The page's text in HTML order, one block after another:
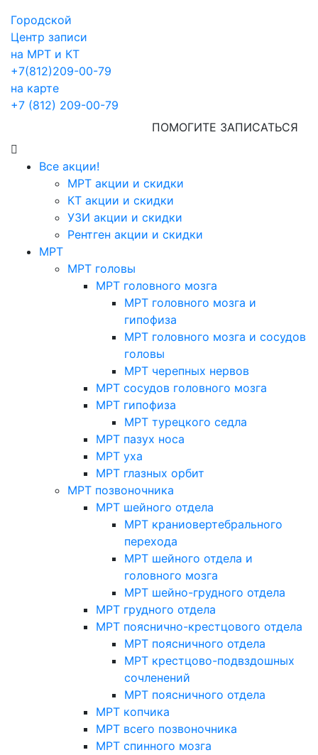
Городской
Центр записи
на МРТ и КТ
+7(812)209-00-79
на карте
+7 (812) 209-00-79
ПОМОГИТЕ ЗАПИСАТЬСЯ
Все акции!
МРТ акции и скидки
КТ акции и скидки
УЗИ акции и скидки
Рентген акции и скидки
МРТ
МРТ головы
МРТ головного мозга
МРТ головного мозга и
гипофиза
МРТ головного мозга и сосудов
головы
МРТ черепных нервов
МРТ сосудов головного мозга
МРТ гипофиза
МРТ турецкого седла
МРТ пазух носа
МРТ уха
МРТ глазных орбит
МРТ позвоночника
МРТ шейного отдела
МРТ краниовертебрального
перехода
МРТ шейного отдела и
головного мозга
МРТ шейно-грудного отдела
МРТ грудного отдела
МРТ пояснично-крестцового отдела
МРТ поясничного отдела
МРТ крестцово-подвздошных
сочленений
МРТ поясничного отдела
МРТ копчика
МРТ всего позвоночника
МРТ спинного мозга